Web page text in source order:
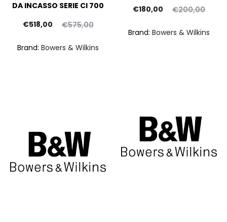
DA INCASSO SERIE CI 700
€575,00
Il
€518,00
Brand: Bowers & Wilkins
€200,00
Il
€180,00
Brand: Bowers & Wilkins